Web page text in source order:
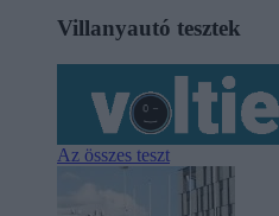
Villanyautó tesztek
Az összes teszt